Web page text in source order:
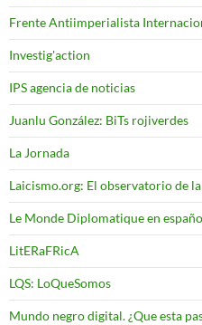
Frente Antiimperialista
Investig'action
IPS agencia de noticias
Juanlu González: BiTs rojiverdes
La Jornada
Laicismo.org: El observatorio de
Le Monde Diplomatique en
LitERaFRicA
LQS: LoQueSomos
Mundo negro digital. ¿Que esta